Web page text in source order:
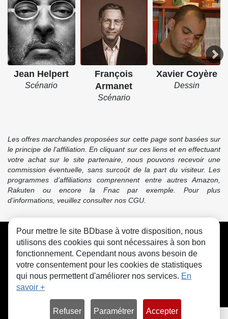
Jean Helpert
Scénario
François
Armanet
Scénario
Xavier Coyère
Dessin
Les offres marchandes proposées sur cette page sont basées sur
le principe de l'affiliation. En cliquant sur ces liens et en effectuant
votre achat sur le site partenaire, nous pouvons recevoir une
commission éventuelle, sans surcoût de la part du visiteur. Les
programmes d’affiliations comprennent entre autres Amazon,
Rakuten ou encore la Fnac par exemple. Pour plus
d’informations, veuillez consulter nos CGU.
CGU FAQ Contact Cookies
Pour mettre le site BDbase à votre disposition, nous
utilisons des cookies qui sont nécessaires à son bon
fonctionnement. Cependant nous avons besoin de
votre consentement pour les cookies de statistiques
qui nous permettent d'améliorer nos services. En
savoir +
Refuser Paramétrer Accepter